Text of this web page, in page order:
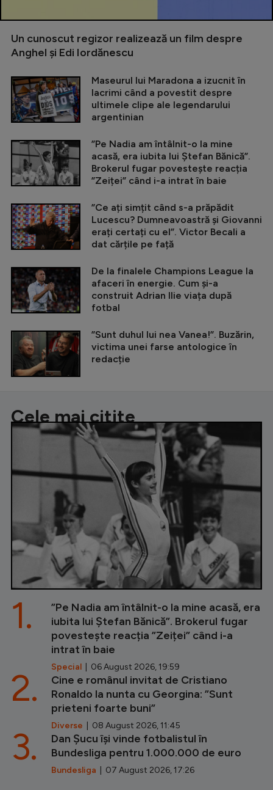
Un cunoscut regizor realizează un film despre
Anghel și Edi Iordănescu
Maseurul lui Maradona a izucnit în
lacrimi când a povestit despre
ultimele clipe ale legendarului
argentinian
”Pe Nadia am întâlnit-o la mine
acasă, era iubita lui Ștefan Bănică”.
Brokerul fugar povestește reacția
”Zeiței” când i-a intrat în baie
”Ce ați simțit când s-a prăpădit
Lucescu? Dumneavoastră și Giovanni
erați certați cu el”. Victor Becali a
dat cărțile pe față
De la finalele Champions League la
afaceri în energie. Cum și-a
construit Adrian Ilie viața după
fotbal
”Sunt duhul lui nea Vanea!”. Buzărin,
victima unei farse antologice în
redacție
Cele mai citite
”Pe Nadia am întâlnit-o la mine acasă, era
iubita lui Ștefan Bănică”. Brokerul fugar
povestește reacția ”Zeiței” când i-a
intrat în baie
Special | 06 August 2026, 19:59
1.
Cine e românul invitat de Cristiano
Ronaldo la nunta cu Georgina: ”Sunt
prieteni foarte buni”
Diverse | 08 August 2026, 11:45
2.
Dan Șucu își vinde fotbalistul în
Bundesliga pentru 1.000.000 de euro
Bundesliga | 07 August 2026, 17:26
3.